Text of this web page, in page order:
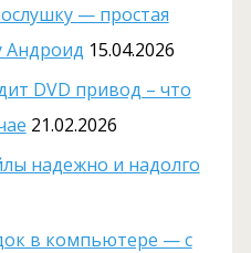
— простая
Андроид 15.04.2026
DVD привод – что
21.02.2026
надежно и надолго
в компьютере — с